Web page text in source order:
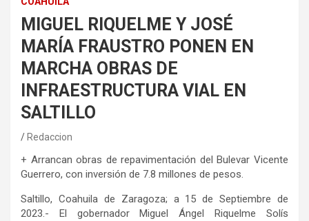
MIGUEL RIQUELME Y JOSÉ
MARÍA FRAUSTRO PONEN EN
MARCHA OBRAS DE
INFRAESTRUCTURA VIAL EN
SALTILLO
Redaccion
+ Arrancan obras de repavimentación del Bulevar Vicente
Guerrero, con inversión de 7.8 millones de pesos.
Saltillo, Coahuila de Zaragoza; a 15 de Septiembre de
2023.- El gobernador Miguel Ángel Riquelme Solís